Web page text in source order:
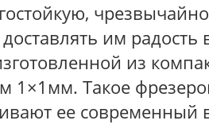
им
из
1×1мм. Такое
ее